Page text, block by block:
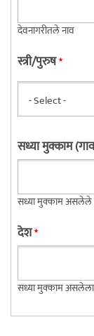
देवनागरीतले नाव
स्त्री/पुरुष*
सध्या मुक्काम
सध्या मुक्काम असलेले
देश*
सध्या मुक्काम